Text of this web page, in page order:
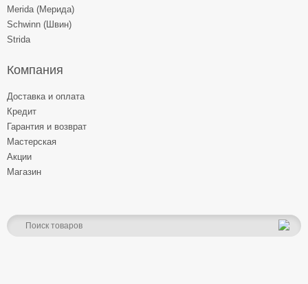
Merida (Мерида)
Schwinn (Швин)
Strida
Компания
Доставка и оплата
Кредит
Гарантия и возврат
Мастерская
Акции
Магазин